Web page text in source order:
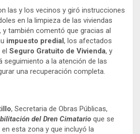
las y los vecinos y giró instrucciones
en la limpieza de las viviendas
y también comentó que gracias al
impuesto predial, los afectados
Seguro Gratuito de Vivienda, y
seguimiento a la atención de las
una recuperación completa.
, Secretaria de Obras Públicas,
del Dren Cimatario que se
esta zona y que incluyó la